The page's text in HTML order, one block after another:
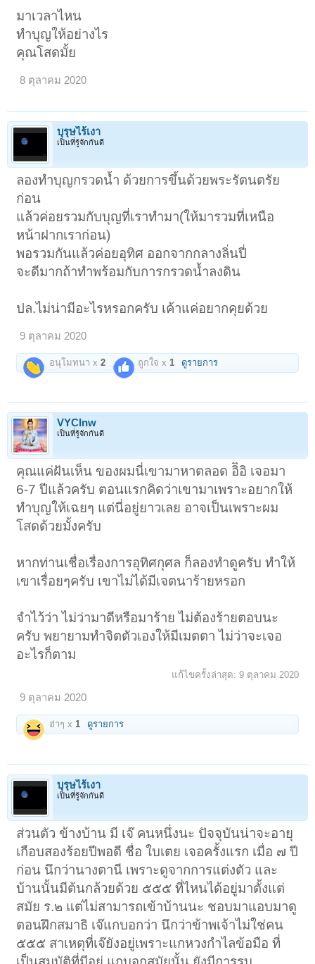
มาเวลาไหน
ทำบุญให้อย่างไร
คุณโสดมั้ย
8 ตุลาคม 2020
บุรุษไร้เงา
เป็นที่รู้จักกันดี
ลองทำบุญกรวดน้ำ ด้วยการขึ้นด้วยพระรัตนตรัย
ก่อน
แล้วค่อยรวมกับบุญที่เราทำมา(ให้มารวมที่เหนือ
หน้าฝากเราก่อน)
พอรวมกันแล้วค่อยอุทิศ ออกจากกลางลิ่นปี่
จะดีมากถ้าทำพร้อมกับการกรวดน้ำลงดิน
ปล.ไม่น่ามีอะไรหรอกครับ เค้าแค่อยากคุยด้วย
9 ตุลาคม 2020
อนุโมทนา x2 ถูกใจ x 1 ดูรายการ
VYCInw
เป็นที่รู้จักกันดี
คุณแค่ฝันเห็น ของผมนี่เขามาหาตลอด อิิอิ เจอมา
6-7 ปีแล้วครับ ตอนแรกคิดว่าเขามาเพราะอยากให้
ทำบุญให้เฉยๆ แต่นี่อยู่ยาวเลย อาจเป็นเพราะผม
โสดด้วยมั้งครับ
หากท่านเชื่อเรื่องการอุทิศกุศล ก็ลองทำดูครับ ทำให้
เขาเรื่อยๆครับ เขาไม่ได้มีเจตนาร้ายหรอก
จำไว้ว่า ไม่ว่ามาดีหรือมาร้าย ไม่ต้องร้ายตอบนะ
ครับ พยายามทำจิตตัวเองให้มีเมตตา ไม่ว่าจะเจอ
อะไรก็ตาม
แก้ไขครั้งล่าสุด: 9 ตุลาคม 2020
9 ตุลาคม 2020
ฮ่าๆ x1 ดูรายการ
บุรุษไร้เงา
เป็นที่รู้จักกันดี
ส่วนตัว ข้างบ้าน มี เจ๊ คนหนึ่งนะ ปัจจุบันน่าจะอายุ
เกือบสองร้อยปีพอดี ชื่อ ใบเตย เจอครั้งแรก เมื่อ ๗ ปี
ก่อน นึกว่านางตานี เพราะดูจากการแต่งตัว และ
บ้านนั้นมีต้นกล้วยด้วย ๕๕๕ ที่ไหนได้อยู่มาตั้งแต่
สมัย ร.๒ แต่ไม่สามารถเข้าบ้านนะ ชอบมาแอบมาดู
ตอนฝึกสมาธิ เจ๊แกบอกว่า นึกว่าข้าพเจ้าไม่ใช่คน
๕๕๕ สาเหตุที่เจ๊ยังอยู่เพราะแกหวงกำไลข้อมือ ที่